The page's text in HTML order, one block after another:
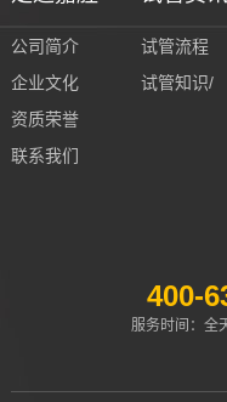
公司简介
企业文化
资质荣誉
联系我们
试管流程
试管知识/
400-
服务时间：全